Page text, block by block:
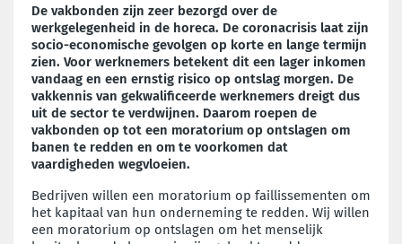
De vakbonden zijn zeer bezorgd over de
werkgelegenheid in de horeca. De coronacrisis laat zijn
socio-economische gevolgen op korte en lange termijn
zien. Voor werknemers betekent dit een lager inkomen
vandaag en een ernstig risico op ontslag morgen. De
vakkennis van gekwalificeerde werknemers dreigt dus
uit de sector te verdwijnen. Daarom roepen de
vakbonden op tot een moratorium op ontslagen om
banen te redden en om te voorkomen dat
vaardigheden wegvloeien.
Bedrijven willen een moratorium op faillissementen om
het kapitaal van hun onderneming te redden. Wij willen
een moratorium op ontslagen om het menselijk